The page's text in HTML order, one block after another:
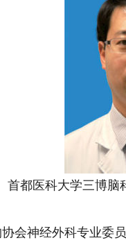
都医科大学三博脑
神经外科专业委